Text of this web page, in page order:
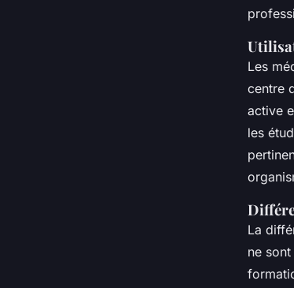
Les
centre
active
les
La
ne